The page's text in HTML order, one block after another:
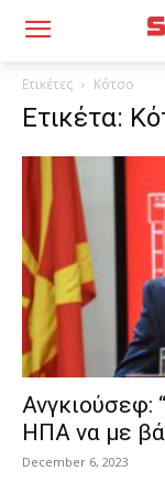
Ετικέτες Κότσο
Ετικέτα:
Ανγκιούσεφ:
ΗΠΑ να με
December 6, 2023